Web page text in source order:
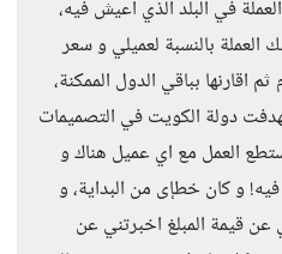
في البلد الذي اعيش فيه،
بالنسبة لعميلي و سعر
اقارنها بباقي الدول الممكنة،
دولة الكويت في التصميمات
العمل مع اي عميل هناك و
فيه! و كان خطإى من البداية، و
قيمة المبلغ اخبرتني عن